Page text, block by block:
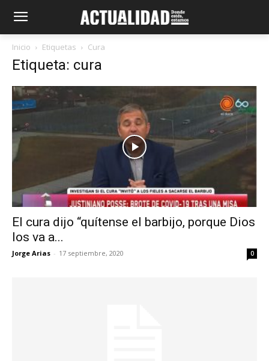
Inicio Etiquetas Cura
Etiqueta: cura
El cura dijo “quítense el barbijo, porque Dios
los va a...
Jorge Arias - 17 septiembre, 2020 0